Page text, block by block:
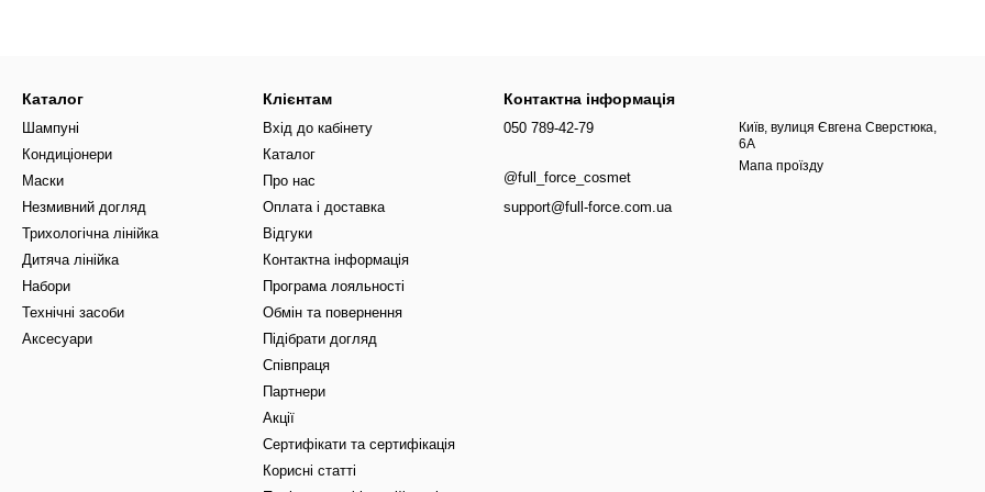
зволоження
бути доречним, якщо ви помічаєте:
довжини;
для регулярного використання.
для волосся, яке потребує більш м’якого очищення та додаткового комфорту після миття. Вони можуть бути корисними для
Каталог
Шампуні
Кондиціонери
Маски
Незмивний догляд
Трихологічна лінійка
Дитяча лінійка
Набори
Технічні засоби
Аксесуари
Клієнтам
Вхід до кабінету
Каталог
Про нас
Оплата і доставка
Відгуки
Контактна інформація
Програма лояльності
Обмін та повернення
Підібрати догляд
Співпраця
Партнери
Акції
Сертифікати та сертифікація
Корисні статті
Контактна інформація
050 789-42-79
@full_force_cosmet
support@full-force.com.ua
Київ, вулиця Євгена Сверстюка,
6А
Мапа проїзду